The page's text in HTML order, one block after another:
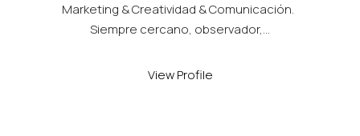
Marketing & Creatividad & Comunicación.
Siempre cercano, observador,...
View Profile